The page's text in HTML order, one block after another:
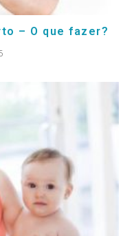
– O que fazer?